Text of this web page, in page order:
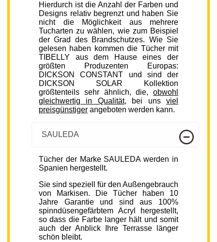
Hierdurch ist die Anzahl der Farben und
Designs relativ begrenzt und haben Sie
nicht die Möglichkeit aus mehrere
Tucharten zu wählen, wie zum Beispiel
der Grad des Brandschutzes. Wie Sie
gelesen haben kommen die Tücher mit
TIBELLY aus dem Hause eines der
größten Produzenten Europas:
DICKSON CONSTANT und sind der
DICKSON SOLAR Kollektion
größtenteils sehr ähnlich, die, obwohl
gleichwertig in Qualität, bei unsviel
preisgünstiger angeboten werden kann.
SAULEDA
Tücher der Marke SAULEDA werden in
Spanien hergestellt.
Sie sind speziell für den Außengebrauch
von Markisen. Die Tücher haben 10
Jahre Garantie und sind aus 100%
spinndüsengefärbtem Acryl hergestellt,
so dass die Farbe langer hält und somit
auch der Anblick Ihre Terrasse länger
schön bleibt.